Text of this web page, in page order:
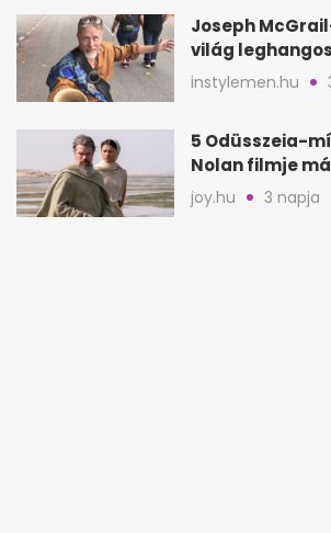
Joseph
világ
lett
instylemen.hu
5 Odüsszeia-
Nolan filmje
mutat, mint
joy.hu 3 napja